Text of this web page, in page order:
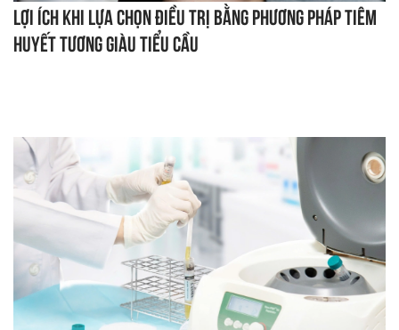
Lợi ích khi lựa chọn điều trị bằng phương pháp tiêm
huyết tương giàu tiểu cầu